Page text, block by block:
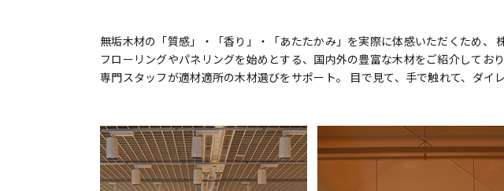
無垢木材の「質感」・「香り」・「あたたかみ」を実際に体感いただくため
フローリングやパネリングを始めとする、国内外の豊富な木材をご紹介しており
専門スタッフが適材適所の木材選びをサポート。 目で見て、手で触れて、ダイ